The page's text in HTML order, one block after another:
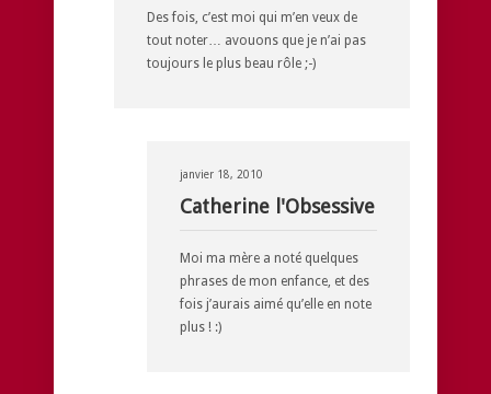
Des fois, c’est moi qui m’en veux de
tout noter… avouons que je n’ai pas
toujours le plus beau rôle ;-)
janvier 18, 2010
Catherine l'Obsessive
Moi ma mère a noté quelques
phrases de mon enfance, et des
fois j’aurais aimé qu’elle en note
plus ! :)